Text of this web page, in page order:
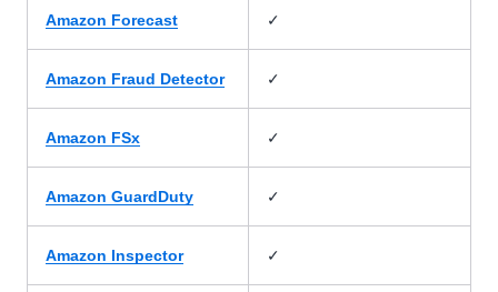
Amazon Forecast ✓
Amazon Fraud Detector ✓
Amazon FSx ✓
Amazon GuardDuty ✓
Amazon Inspector ✓